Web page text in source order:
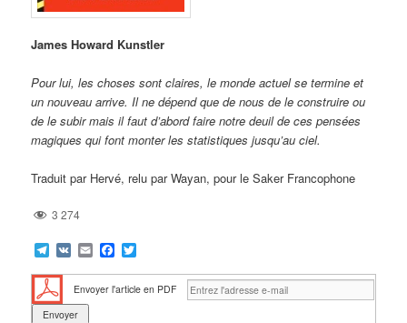
James Howard Kunstler
Pour lui, les choses sont claires, le monde actuel se termine et
un nouveau arrive. Il ne dépend que de nous de le construire ou
de le subir mais il faut d’abord faire notre deuil de ces pensées
magiques qui font monter les statistiques jusqu’au ciel.
Traduit par Hervé, relu par Wayan, pour le Saker Francophone
3 274
Telegram
VK EmailFacebook
Envoyer l'article en PDF